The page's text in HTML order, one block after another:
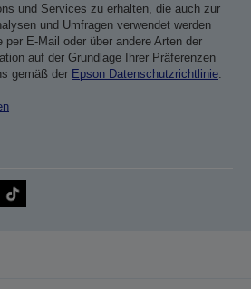
und Services zu erhalten, die auch zur
und Umfragen verwendet werden
per E-Mail oder über andere Arten der
auf der Grundlage Ihrer Präferenzen
gemäß der Epson Datenschutzrichtlinie